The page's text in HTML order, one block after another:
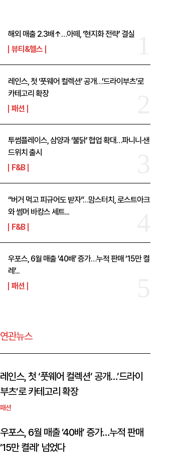
해외 매출 2.3배↑…아떼, ‘현지화 전략’ 결실
뷰티&헬스
레인스, 첫 ‘풋웨어 컬렉션’ 공개…’드라이부츠’로
카테고리 확장
패션
투썸플레이스, 삼양과 ‘불닭’ 협업 확대…파니니·샌
드위치 출시
F&B
“버거 먹고 피규어도 받자”…맘스터치, 로스트아크
와 썸머 바캉스 세트...
F&B
우포스, 6월 매출 ’40배’ 증가…누적 판매 ’15만 켤
레’...
패션
연관뉴스
레인스, 첫 ‘풋웨어 컬렉션’ 공개…’드라이
부츠’로 카테고리 확장
패션
우포스, 6월 매출 ’40배’ 증가…누적 판매
’15만 켤레’ 넘었다